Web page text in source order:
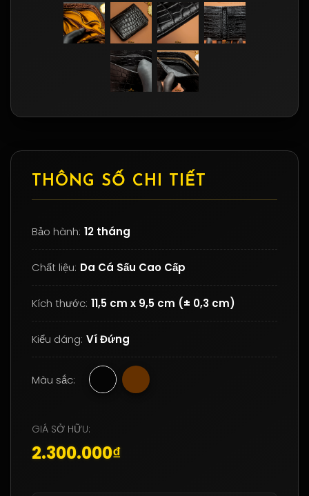
THÔNG SỐ CHI TIẾT
Bảo hành: 12 tháng
Chất liệu: Da Cá Sấu Cao Cấp
Kích thước: 11,5 cm x 9,5 cm (± 0,3 cm)
Kiểu dáng: Ví Đứng
Màu sắc:
GIÁ SỞ HỮU:
2.300.000₫